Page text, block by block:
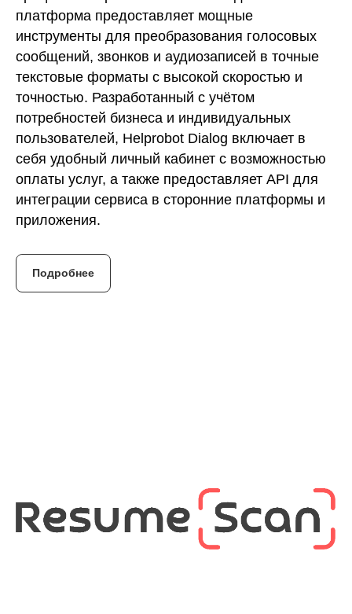
платформа предоставляет мощные
инструменты для преобразования голосовых
сообщений, звонков и аудиозаписей в точные
текстовые форматы с высокой скоростью и
точностью. Разработанный с учётом
потребностей бизнеса и индивидуальных
пользователей, Helprobot Dialog включает в
себя удобный личный кабинет с возможностью
оплаты услуг, а также предоставляет API для
интеграции сервиса в сторонние платформы и
приложения.
Подробнее